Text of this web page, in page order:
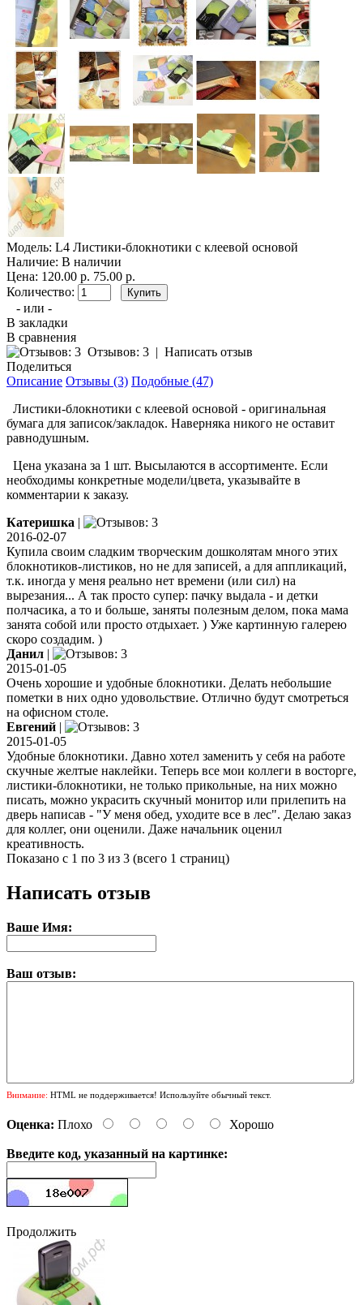
Модель: L4 Листики-блокнотики с клеевой основой
Наличие: В наличии
Цена: 120.00 р. 75.00 р.
Количество:
- или -
В закладки
В сравнения
Отзывов: 3 | Написать отзыв
Поделиться
Описание Отзывы (3) Подобные (47)
Листики-блокнотики с клеевой основой - оригинальная
бумага для записок/закладок. Наверняка никого не оставит
равнодушным.
Цена указана за 1 шт. Высылаются в ассортименте. Если
необходимы конкретные модели/цвета, указывайте в
комментарии к заказу.
Катеришка |
2016-02-07
Купила своим сладким творческим дошколятам много этих
блокнотиков-листиков, но не для записей, а для аппликаций,
т.к. иногда у меня реально нет времени (или сил) на
вырезания... А так просто супер: пачку выдала - и детки
полчасика, а то и больше, заняты полезным делом, пока мама
занята собой или просто отдыхает. ) Уже картинную галерею
скоро создадим. )
Данил |
2015-01-05
Очень хорошие и удобные блокнотики. Делать небольшие
пометки в них одно удовольствие. Отлично будут смотреться
на офисном столе.
Евгений |
2015-01-05
Удобные блокнотики. Давно хотел заменить у себя на работе
скучные желтые наклейки. Теперь все мои коллеги в восторге,
листики-блокнотики, не только прикольные, на них можно
писать, можно украсить скучный монитор или прилепить на
дверь написав - "У меня обед, уходите все в лес". Делаю заказ
для коллег, они оценили. Даже начальник оценил
креативность.
Показано с 1 по 3 из 3 (всего 1 страниц)
Написать отзыв
Ваше Имя:
Ваш отзыв:
Внимание: HTML не поддерживается! Используйте обычный текст.
Оценка: Плохо Хорошо
Введите код, указанный на картинке:
Продолжить